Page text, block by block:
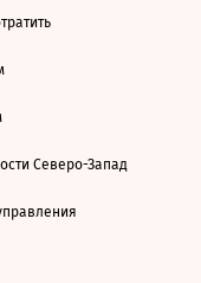
Северо-Запад